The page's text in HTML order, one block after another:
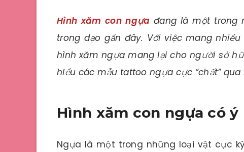
Hình xăm con ngựa đang là một trong
trong dạo gần đây. Với việc mang
hình xăm ngựa mang lại cho người sở
hiểu các mẫu tattoo ngựa cực “chất” qua
Hình xăm con ngựa có
Ngựa là một trong những loại vật cực